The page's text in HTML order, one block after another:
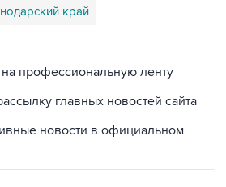
край
на профессиональную ленту
главных новостей сайта
новости в официальном